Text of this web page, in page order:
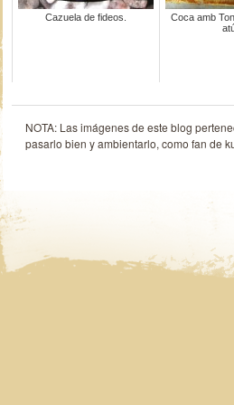
Cazuela de fideos.
Coca amb
NOTA: Las imágenes de este blog
pasarlo bien y ambientarlo, como fan de